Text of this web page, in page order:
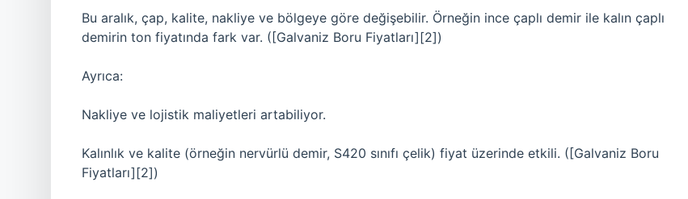
Bu aralık, çap, kalite, nakliye ve bölgeye göre değişebilir. Örneğin ince çaplı demir ile kalın çaplı
demirin ton fiyatında fark var. ([Galvaniz Boru Fiyatları][2])
Ayrıca:
Nakliye ve lojistik maliyetleri artabiliyor.
Kalınlık ve kalite (örneğin nervürlü demir, S420 sınıfı çelik) fiyat üzerinde etkili. ([Galvaniz Boru
Fiyatları][2])